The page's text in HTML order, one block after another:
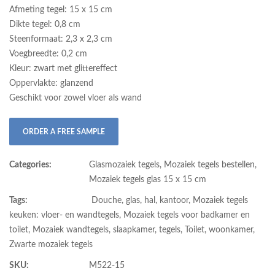
Afmeting tegel: 15 x 15 cm
Dikte tegel: 0,8 cm
Steenformaat: 2,3 x 2,3 cm
Voegbreedte: 0,2 cm
Kleur: zwart met glittereffect
Oppervlakte: glanzend
Geschikt voor zowel vloer als wand
ORDER A FREE SAMPLE
Categories: Glasmozaiek tegels, Mozaiek tegels bestellen,
Mozaiek tegels glas 15 x 15 cm
Tags: Douche, glas, hal , kantoor, Mozaiek tegels
keuken: vloer- en wandtegels, Mozaiek tegels voor badkamer en
toilet, Mozaiek wandtegels, slaapkamer, tegels, Toilet, woonkamer,
Zwarte mozaiek tegels
SKU: M522-15